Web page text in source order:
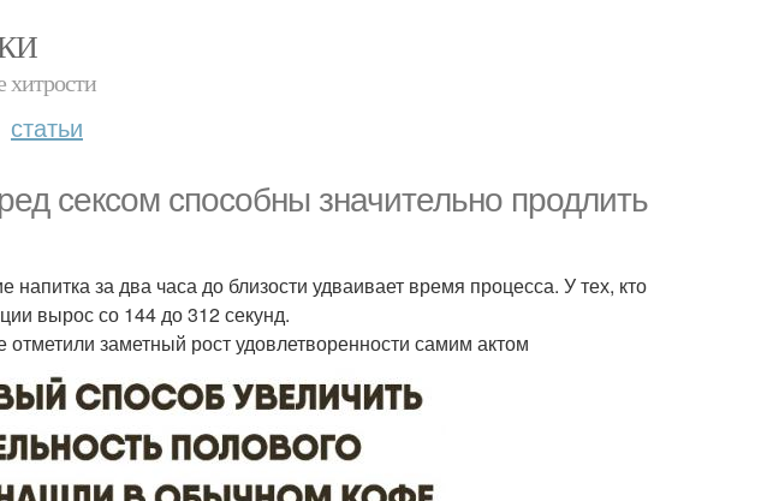
хитрости
статьи
сексом способны значительно продлить
напитка за два часа до близости удваивает время процесса. У тех, кто
вырос со 144 до 312 секунд.
заметный рост удовлетворенности самим актом